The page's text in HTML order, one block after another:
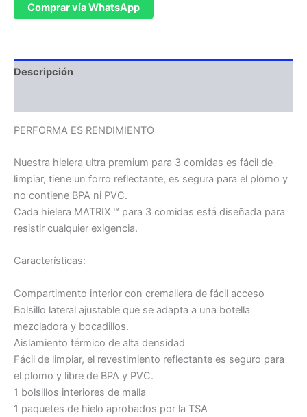
Comprar vía WhatsApp
Descripción
PERFORMA ES RENDIMIENTO
Nuestra hielera ultra premium para 3 comidas es fácil de
limpiar, tiene un forro reflectante, es segura para el plomo y
no contiene BPA ni PVC.
Cada hielera MATRIX ™ para 3 comidas está diseñada para
resistir cualquier exigencia.
Características:
Compartimento interior con cremallera de fácil acceso
Bolsillo lateral ajustable que se adapta a una botella
mezcladora y bocadillos.
Aislamiento térmico de alta densidad
Fácil de limpiar, el revestimiento reflectante es seguro para
el plomo y libre de BPA y PVC.
1 bolsillos interiores de malla
1 paquetes de hielo aprobados por la TSA